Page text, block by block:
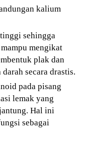
kalium
sehingga
mengikat
plak dan
secara drastis.
pada pisang
lemak yang
Hal ini
sebagai